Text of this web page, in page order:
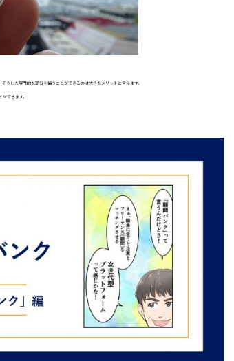
うした専門的な部分を補うことができるのは大きなメリットと言えます。
できます。